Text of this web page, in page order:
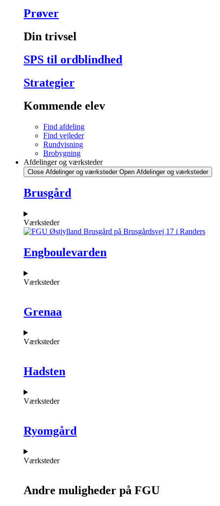
Prøver
Din trivsel
SPS til ordblindhed
Strategier
Kommende elev
Find afdeling
Find vejleder
Rundvisning
Brobygning
Afdelinger og værksteder
Close Afdelinger og værksteder Open Afdelinger og værksteder
Brusgård
Værksteder
Engboulevarden
Værksteder
Grenaa
Værksteder
Hadsten
Værksteder
Ryomgård
Værksteder
Andre muligheder på FGU